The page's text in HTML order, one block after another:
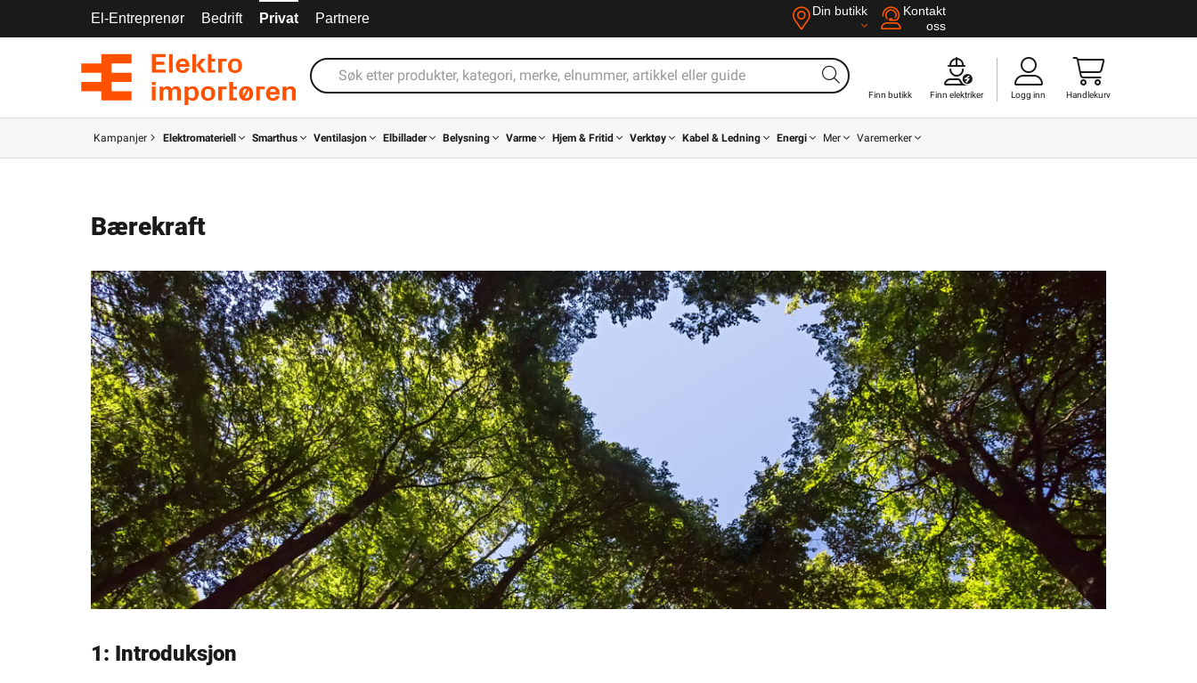
El-Entreprenør Bedrift Privat Partnere
Din butikk
Kontakt
oss
Finn butikk Finn elektriker Logg inn Handlekurv
Kampanjer Elektromateriell Smarthus Ventilasjon Elbillader Belysning Varme Hjem & Fritid Verktøy Kabel & Ledning Energi Mer Varemerker
Bærekraft
1: Introduksjon